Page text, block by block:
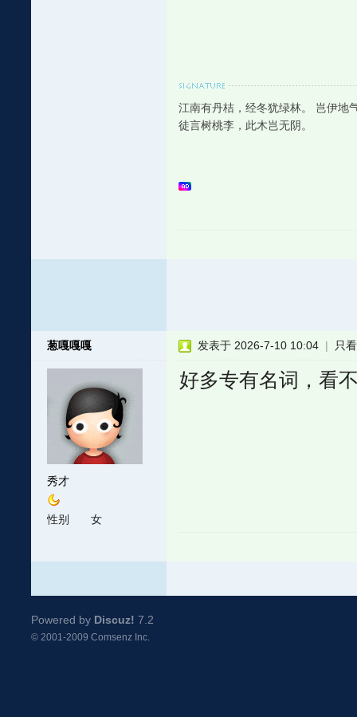
江南有丹桔，经冬犹绿林。 岂伊地
徒言树桃李，此木岂无阴。
葱嘎嘎嘎
秀才
性别 女
发表于 2026-7-10 10:04 | 只
好多专有名词，看
Powered by Discuz! 7.2
© 2001-2009Comsenz Inc.